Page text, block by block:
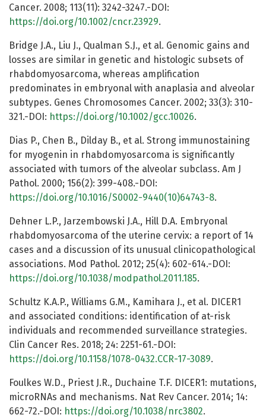
Cancer. 2008; 113(11): 3242-3247.-DOI:
https://doi.org/10.1002/cncr.23929.
Bridge J.A., Liu J., Qualman S.J., et al. Genomic gains and
losses are similar in genetic and histologic subsets of
rhabdomyosarcoma, whereas amplification
predominates in embryonal with anaplasia and alveolar
subtypes. Genes Chromosomes Cancer. 2002; 33(3): 310-
321.-DOI: https://doi.org/10.1002/gcc.10026.
Dias P., Chen B., Dilday B., et al. Strong immunostaining
for myogenin in rhabdomyosarcoma is significantly
associated with tumors of the alveolar subclass. Am J
Pathol. 2000; 156(2): 399-408.-DOI:
https://doi.org/10.1016/S0002-9440(10)64743-8.
Dehner L.P., Jarzembowski J.A., Hill D.A. Embryonal
rhabdomyosarcoma of the uterine cervix: a report of 14
cases and a discussion of its unusual clinicopathological
associations. Mod Pathol. 2012; 25(4): 602-614.-DOI:
https://doi.org/10.1038/modpathol.2011.185.
Schultz K.A.P., Williams G.M., Kamihara J., et al. DICER1
and associated conditions: identification of at-risk
individuals and recommended surveillance strategies.
Clin Cancer Res. 2018; 24: 2251-61.-DOI:
https://doi.org/10.1158/1078-0432.CCR-17-3089.
Foulkes W.D., Priest J.R., Duchaine T.F. DICER1: mutations,
microRNAs and mechanisms. Nat Rev Cancer. 2014; 14:
662-72.-DOI: https://doi.org/10.1038/nrc3802.